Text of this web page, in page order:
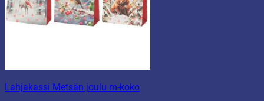
Lahjakassi Metsän joulu m-koko